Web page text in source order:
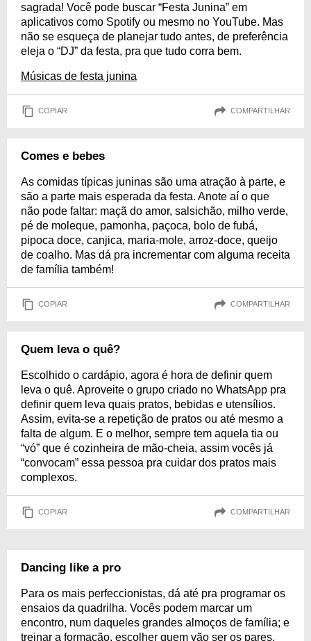
sagrada! Você pode buscar “Festa Junina” em
aplicativos como Spotify ou mesmo no YouTube. Mas
não se esqueça de planejar tudo antes, de preferência
eleja o “DJ” da festa, pra que tudo corra bem.
Músicas de festa junina
COPIAR COMPARTILHAR
Comes e bebes
As comidas típicas juninas são uma atração à parte, e
são a parte mais esperada da festa. Anote aí o que
não pode faltar: maçã do amor, salsichão, milho verde,
pé de moleque, pamonha, paçoca, bolo de fubá,
pipoca doce, canjica, maria-mole, arroz-doce, queijo
de coalho. Mas dá pra incrementar com alguma receita
de família também!
COPIAR COMPARTILHAR
Quem leva o quê?
Escolhido o cardápio, agora é hora de definir quem
leva o quê. Aproveite o grupo criado no WhatsApp pra
definir quem leva quais pratos, bebidas e utensílios.
Assim, evita-se a repetição de pratos ou até mesmo a
falta de algum. E o melhor, sempre tem aquela tia ou
“vó” que é cozinheira de mão-cheia, assim vocês já
“convocam” essa pessoa pra cuidar dos pratos mais
complexos.
COPIAR COMPARTILHAR
Dancing like a pro
Para os mais perfeccionistas, dá até pra programar os
ensaios da quadrilha. Vocês podem marcar um
encontro, num daqueles grandes almoços de família; e
treinar a formação, escolher quem vão ser os pares,